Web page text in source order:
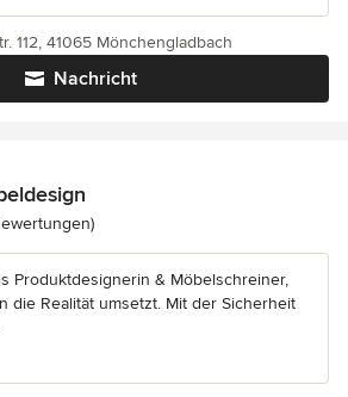
Nachricht
112, 41065 Mönchengladbach
5 von 5 Sternen
Produktdesignerin & Möbelschreiner,
die Realität umsetzt. Mit der Sicherheit